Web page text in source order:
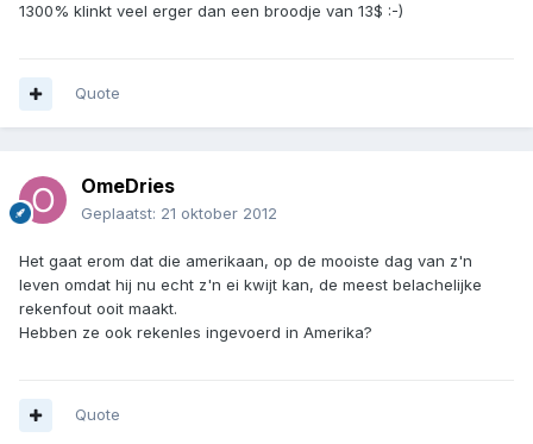
1300% klinkt veel erger dan een broodje van 13$ :-)
Quote
OmeDries
Geplaatst: 21 oktober 2012
Het gaat erom dat die amerikaan, op de mooiste dag van z'n
leven omdat hij nu echt z'n ei kwijt kan, de meest belachelijke
rekenfout ooit maakt.
Hebben ze ook rekenles ingevoerd in Amerika?
Quote